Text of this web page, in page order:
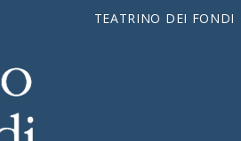
TEATRINO DEI FONDI